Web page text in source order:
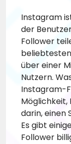
Instagram
der
Follower
über einer
Nutzern.
Instagram-
Möglichkeit,
darin, einen
Es gibt
Follower